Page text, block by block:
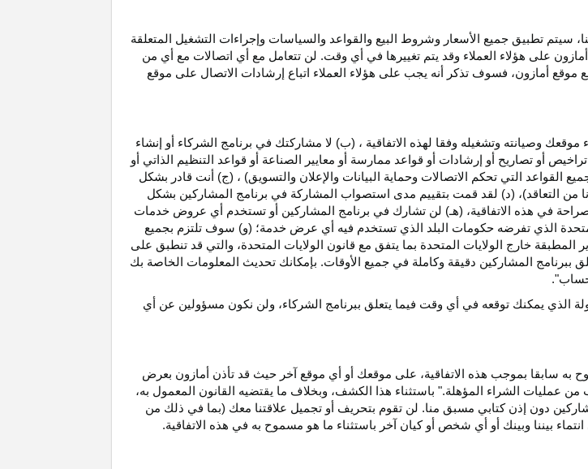
سيتم تطبيق جميع الأسعار وشروط البيع والقواعد والسياسات وإجراءات التشغيل المتعلقة
على هؤلاء العملاء وقد يتم تغييرها في أي وقت. لن تتعامل مع أي اتصالات مع أي من
موقع أمازون، فسوف تذكر أنه يجب على هؤلاء العملاء اتباع إرشادات الاتصال على موقع
وصيانته وتشغيله وفقا لهذه الاتفاقية ، (ب) لا مشاركتك في برنامج الشركاء أو إنشاء
أو تصاريح أو إرشادات أو قواعد ممارسة أو معايير الصناعة أو قواعد التنظيم الذاتي أو
القواعد التي تحكم الاتصالات وحماية البيانات والإعلان والتسويق) ، (ج) أنت قادر بشكل
من التعاقد)، (د) لقد قمت بتقييم مدى استصواب
المشاركة في برنامج المشاركين بشكل
في هذه الاتفاقية، (هـ) لن تشارك في برنامج المشاركين أو تستخدم أي عروض خدمات
الذي تفرضه حكومات البلد الذي تستخدم فيه أي عرض خدمة؛ (و) سوف تلتزم بجميع
المطبقة خارج الولايات المتحدة بما يتفق مع قانون الولايات المتحدة، والتي قد تنطبق على
ببرنامج المشاركين دقيقة وكاملة في جميع الأوقات. بإمكانك تحديث المعلومات الخاصة بك
الذي يمكنك توقعه في أي وقت فيما يتعلق ببرنامج الشركاء، ولن نكون مسؤولين عن أي
به سابقا بموجب هذه الاتفاقية، على موقعك أو أي موقع آخر حيث قد تأذن أمازون بعرض
عمليات الشراء المؤهلة." باستثناء هذا الكشف، وبخلاف ما يقتضيه القانون المعمول به،
دون إذن كتابي مسبق منا. لن تقوم بتحريف أو تجميل علاقتنا معك (بما في ذلك من
انتماء بيننا وبينك أو أي شخص أو كيان آخر باستثناء ما هو مسموح به في هذه الاتفاقية.